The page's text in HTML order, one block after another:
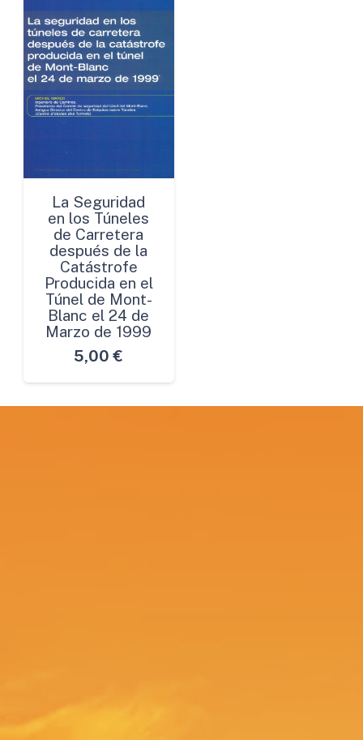
La Seguridad
en los Túneles
de Carretera
después de la
Catástrofe
Producida en el
Túnel de Mont-
Blanc el 24 de
Marzo de 1999
5,00 €